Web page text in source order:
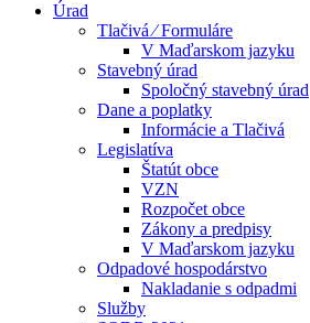
Úrad
Tlačivá ⁄ Formuláre
V Maďarskom jazyku
Stavebný úrad
Spoločný stavebný úrad
Dane a poplatky
Informácie a Tlačivá
Legislatíva
Štatút obce
VZN
Rozpočet obce
Zákony a predpisy
V Maďarskom jazyku
Odpadové hospodárstvo
Nakladanie s odpadmi
Služby